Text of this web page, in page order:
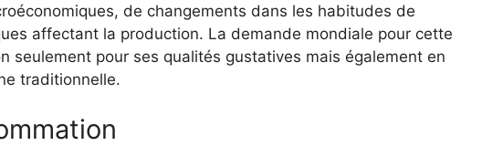
de changements dans les habitudes de
affectant la production. La demande mondiale pour cette
seulement pour ses qualités gustatives mais également en
traditionnelle.